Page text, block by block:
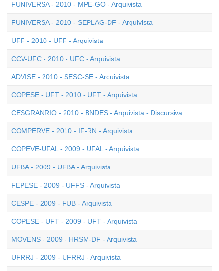
FUNIVERSA - 2010 - MPE-GO - Arquivista
FUNIVERSA - 2010 - SEPLAG-DF - Arquivista
UFF - 2010 - UFF - Arquivista
CCV-UFC - 2010 - UFC - Arquivista
ADVISE - 2010 - SESC-SE - Arquivista
COPESE - UFT - 2010 - UFT - Arquivista
CESGRANRIO - 2010 - BNDES - Arquivista - Discursiva
COMPERVE - 2010 - IF-RN - Arquivista
COPEVE-UFAL - 2009 - UFAL - Arquivista
UFBA - 2009 - UFBA - Arquivista
FEPESE - 2009 - UFFS - Arquivista
CESPE - 2009 - FUB - Arquivista
COPESE - UFT - 2009 - UFT - Arquivista
MOVENS - 2009 - HRSM-DF - Arquivista
UFRRJ - 2009 - UFRRJ - Arquivista